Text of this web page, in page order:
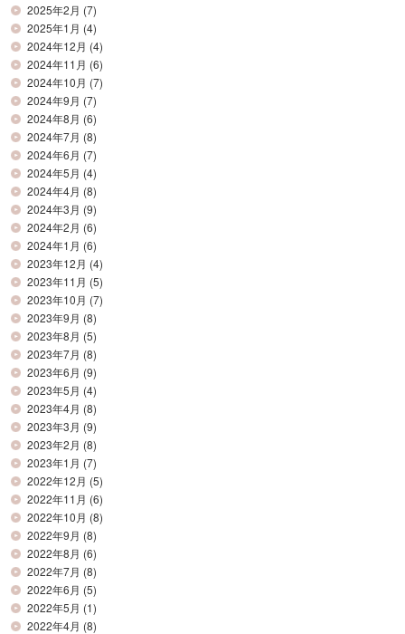
2025年2月 (7)
2025年1月 (4)
2024年12月 (4)
2024年11月 (6)
2024年10月 (7)
2024年9月 (7)
2024年8月 (6)
2024年7月 (8)
2024年6月 (7)
2024年5月 (4)
2024年4月 (8)
2024年3月 (9)
2024年2月 (6)
2024年1月 (6)
2023年12月 (4)
2023年11月 (5)
2023年10月 (7)
2023年9月 (8)
2023年8月 (5)
2023年7月 (8)
2023年6月 (9)
2023年5月 (4)
2023年4月 (8)
2023年3月 (9)
2023年2月 (8)
2023年1月 (7)
2022年12月 (5)
2022年11月 (6)
2022年10月 (8)
2022年9月 (8)
2022年8月 (6)
2022年7月 (8)
2022年6月 (5)
2022年5月 (1)
2022年4月 (8)